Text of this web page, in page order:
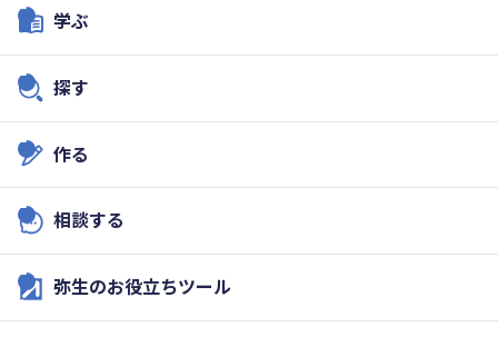
学ぶ
探す
作る
相談する
弥生のお役立ちツール